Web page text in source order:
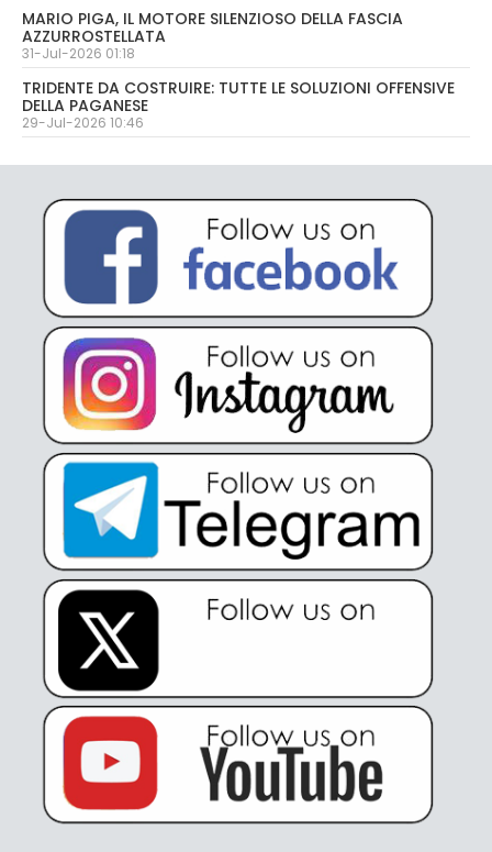
MARIO PIGA, IL MOTORE SILENZIOSO DELLA FASCIA
AZZURROSTELLATA
31-Jul-2026 01:18
TRIDENTE DA COSTRUIRE: TUTTE LE SOLUZIONI OFFENSIVE
DELLA PAGANESE
29-Jul-2026 10:46